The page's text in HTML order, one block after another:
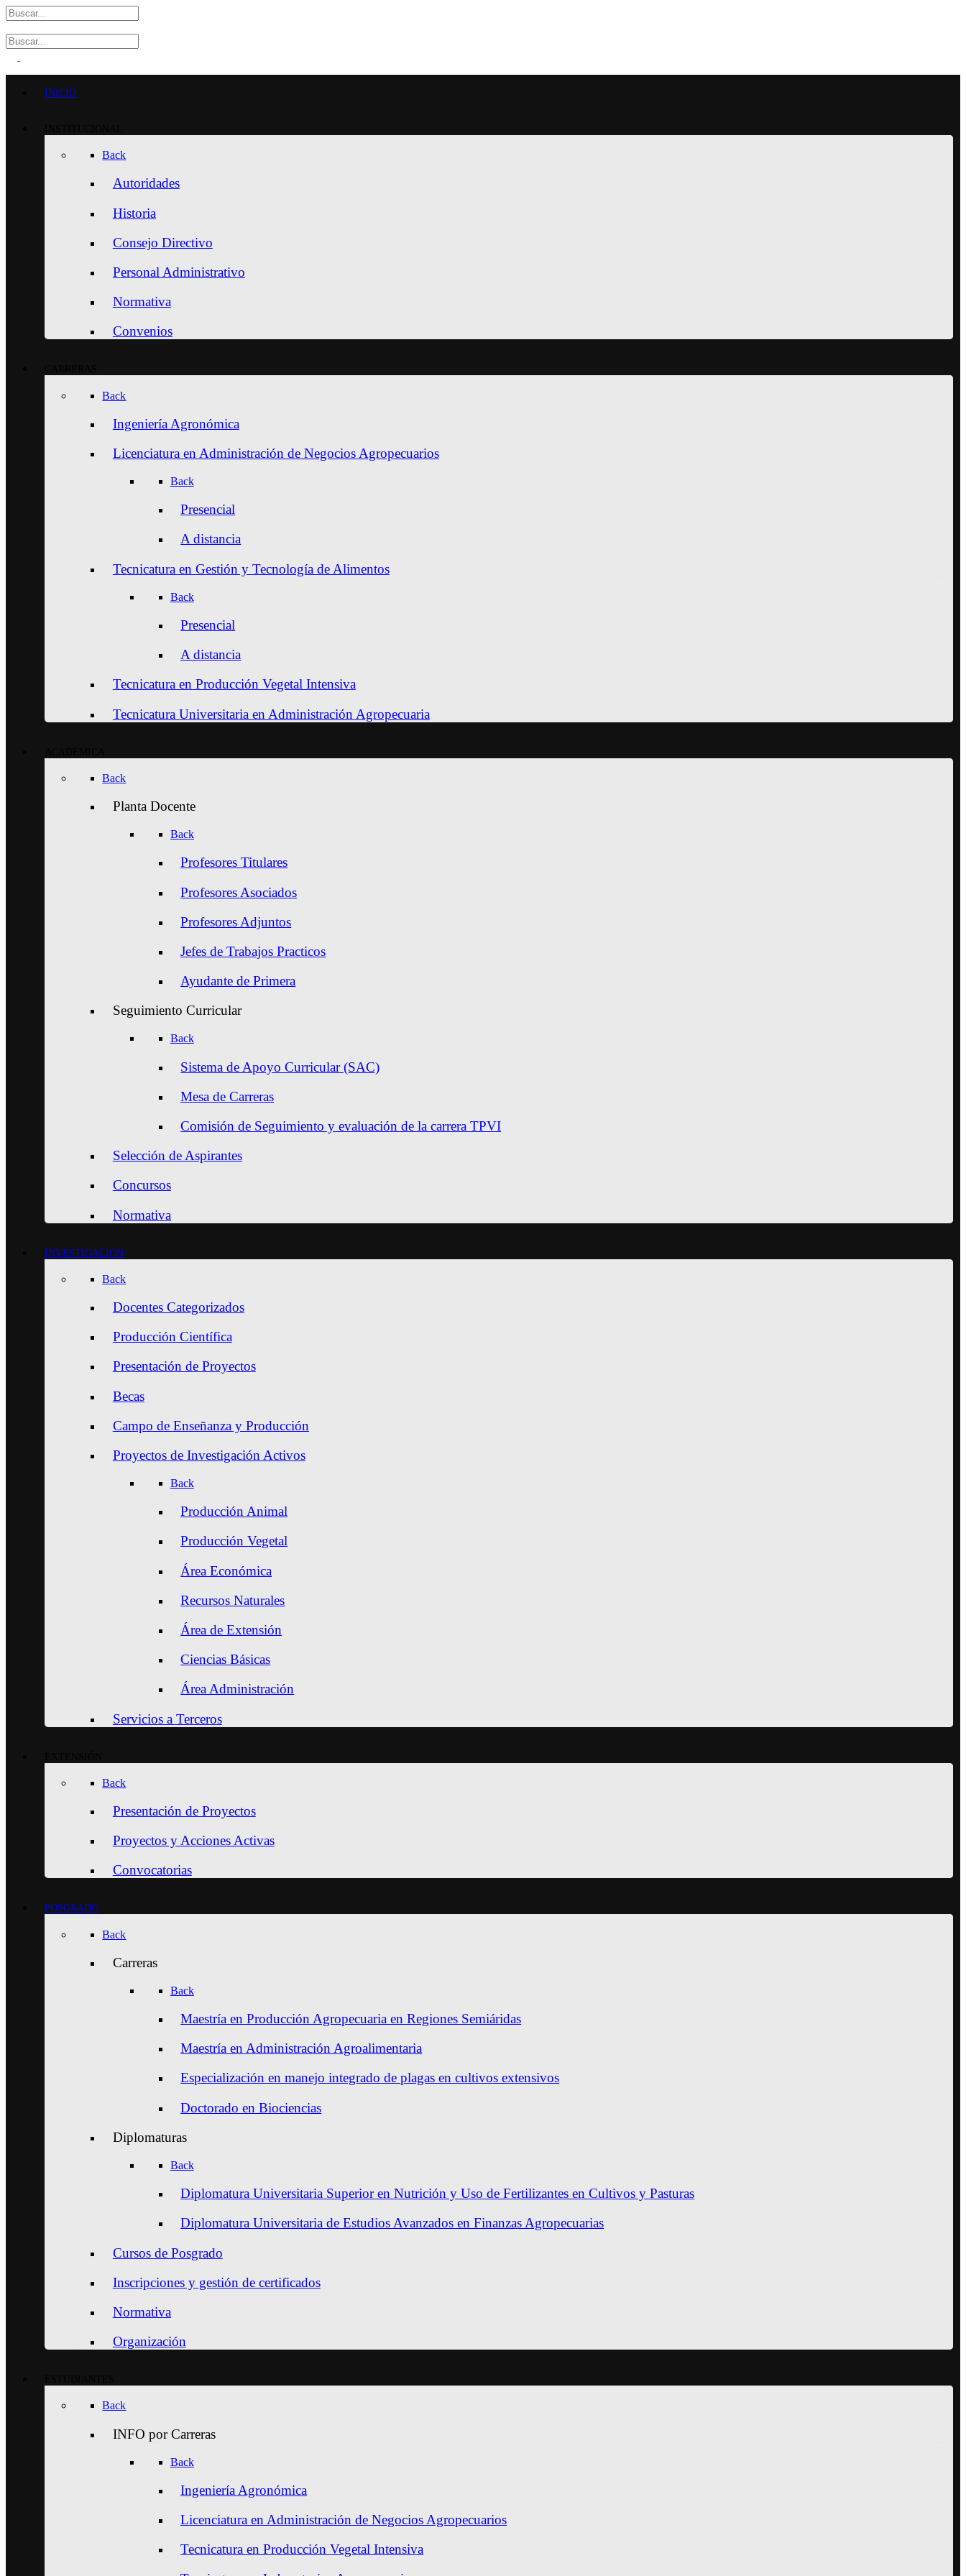
INICIO
Back
Autoridades
Historia
Consejo Directivo
Personal Administrativo
Normativa
Convenios
Back
Ingeniería Agronómica
Licenciatura en Administración de Negocios Agropecuarios
Back
Presencial
A distancia
Tecnicatura en Gestión y Tecnología de Alimentos
Back
Presencial
A distancia
Tecnicatura en Producción Vegetal Intensiva
Tecnicatura Universitaria en Administración Agropecuaria
Back
Planta Docente
Back
Profesores Titulares
Profesores Asociados
Profesores Adjuntos
Jefes de Trabajos Practicos
Ayudante de Primera
Seguimiento Curricular
Back
Sistema de Apoyo Curricular (SAC)
Mesa de Carreras
Comisión de Seguimiento y evaluación de la carrera TPVI
Selección de Aspirantes
Concursos
Normativa
INVESTIGACIÓN
Back
Docentes Categorizados
Producción Científica
Presentación de Proyectos
Becas
Campo de Enseñanza y Producción
Proyectos de Investigación Activos
Back
Producción Animal
Producción Vegetal
Área Económica
Recursos Naturales
Área de Extensión
Ciencias Básicas
Área Administración
Servicios a Terceros
Back
Presentación de Proyectos
Proyectos y Acciones Activas
Convocatorias
POSGRADO
Back
Carreras
Back
Maestría en Producción Agropecuaria en Regiones Semiáridas
Maestría en Administración Agroalimentaria
Especialización en manejo integrado de plagas en cultivos extensivos
Doctorado en Biociencias
Diplomaturas
Back
Diplomatura Universitaria Superior en Nutrición y Uso de Fertilizantes en Cultivos y Pasturas
Diplomatura Universitaria de Estudios Avanzados en Finanzas Agropecuarias
Cursos de Posgrado
Inscripciones y gestión de certificados
Normativa
Organización
Back
INFO por Carreras
Back
Ingeniería Agronómica
Licenciatura en Administración de Negocios Agropecuarios
Tecnicatura en Producción Vegetal Intensiva